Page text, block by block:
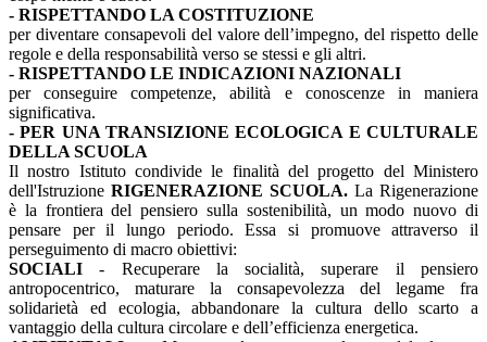
- RISPETTANDO LA COSTITUZIONE
per diventare consapevoli del valore dell’impegno, del rispetto delle
regole e della responsabilità verso se stessi e gli altri.
- RISPETTANDO LE INDICAZIONI NAZIONALI
per conseguire competenze, abilità e conoscenze in maniera
significativa.
- PER UNA TRANSIZIONE ECOLOGICA E CULTURALE
DELLA SCUOLA
Il nostro Istituto condivide le finalità del progetto del Ministero
dell'Istruzione RIGENERAZIONE SCUOLA. La Rigenerazione
è la frontiera del pensiero sulla sostenibilità, un modo nuovo di
pensare per il lungo periodo. Essa si promuove attraverso il
perseguimento di macro obiettivi:
SOCIALI- Recuperare la socialità, superare il pensiero
antropocentrico, maturare la consapevolezza del legame fra
solidarietà ed ecologia, abbandonare la cultura dello scarto a
vantaggio della cultura circolare e dell’efficienza energetica.